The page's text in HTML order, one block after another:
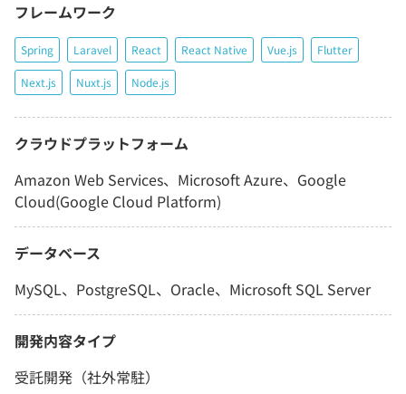
フレームワーク
Spring Laravel React React Native Vue.js Flutter
Next.js Nuxt.js Node.js
クラウドプラットフォーム
Amazon Web Services、Microsoft Azure、Google
Cloud(Google Cloud Platform)
データベース
MySQL、PostgreSQL、Oracle、Microsoft SQL Server
開発内容タイプ
受託開発（社外常駐）